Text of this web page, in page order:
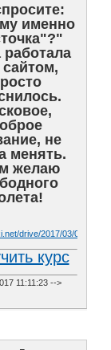
именно
работала
сайтом,
не
менять.
желаю
курс
11:11:23 -->